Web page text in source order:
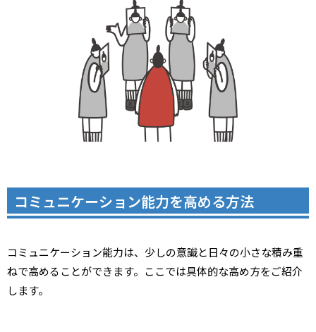
コミュニケーション能力を高める方法
コミュニケーション能力は、少しの意識と日々の小さな積み重
ねで高めることができます。ここでは具体的な高め方をご紹介
します。